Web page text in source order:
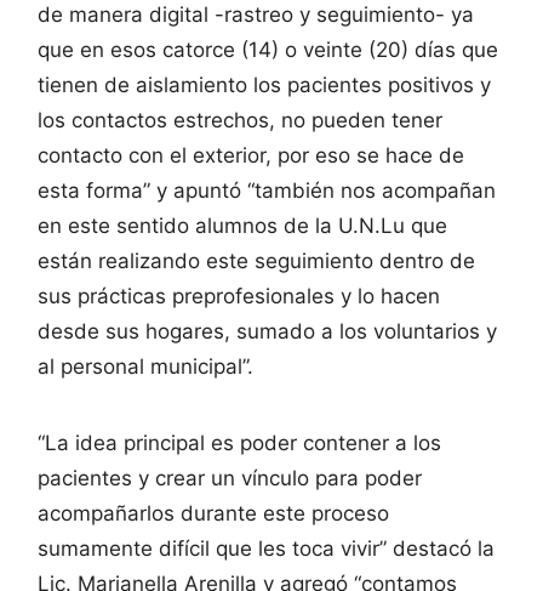
de manera digital -rastreo y seguimiento- ya
que en esos catorce (14) o veinte (20) días que
tienen de aislamiento los pacientes positivos y
los contactos estrechos, no pueden tener
contacto con el exterior, por eso se hace de
esta forma” y apuntó “también nos acompañan
en este sentido alumnos de la U.N.Lu que
están realizando este seguimiento dentro de
sus prácticas preprofesionales y lo hacen
desde sus hogares, sumado a los voluntarios y
al personal municipal”.
“La idea principal es poder contener a los
pacientes y crear un vínculo para poder
acompañarlos durante este proceso
sumamente difícil que les toca vivir” destacó la
Lic. Marianella Arenilla y agregó “contamos